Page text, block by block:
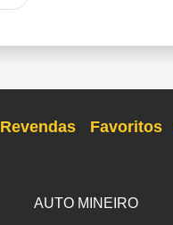
Revendas Favoritos
AUTO MINEIRO